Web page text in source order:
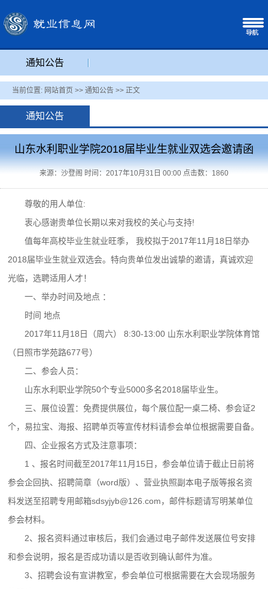
通知公告
当前位置: 网站首页 >> 通知公告 >> 正文
通知公告
山东水利职业学院2018届毕业生就业双选会邀请函
来源：沙登阁 时间：2017年10月31日 00:00 点击数： 1860
尊敬的用人单位:
衷心感谢贵单位长期以来对我校的关心与支持!
值每年高校毕业生就业旺季， 我校拟于2017年11月18日举办
2018届毕业生就业双选会。特向贵单位发出诚挚的邀请，真诚欢迎
光临，选聘适用人才！
一、举办时间及地点 ：
时间 地点
2017年11月18日（周六） 8:30-13:00 山东水利职业学院体育馆
（日照市学苑路677号）
二、参会人员：
山东水利职业学院50个专业5000多名2018届毕业生。
三、展位设置：免费提供展位，每个展位配一桌二椅、参会证2
个，易拉宝、海报、招聘单页等宣传材料请参会单位根据需要自备。
四、企业报名方式及注意事项：
1 、报名时间截至2017年11月15日，参会单位请于截止日前将
参会企回执、招聘简章（word版）、营业执照副本电子版等报名资
料发送至招聘专用邮箱sdsyjyb@126.com，邮件标题请写明某单位
参会材料。
2、报名资料通过审核后，我们会通过电子邮件发送展位号安排
和参会说明，报名是否成功请以是否收到确认邮件为准。
3、招聘会设有宣讲教室，参会单位可根据需要在大会现场服务